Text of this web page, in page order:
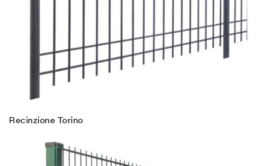
Recinzione Torino